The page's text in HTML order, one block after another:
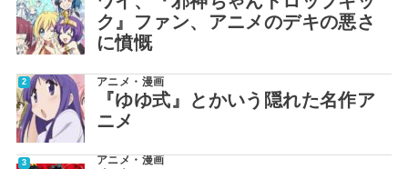
ク』ファン、アニメのデキの悪さ
に憤慨
アニメ・漫画
『ゆゆ式』とかいう隠れた名作ア
ニメ
アニメ・漫画